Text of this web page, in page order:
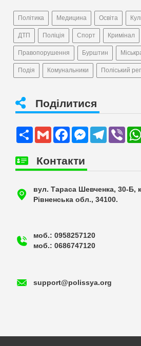
Політика Медицина Освіта
ДТП Поліція Спорт Кримінал
Правопорушення Бурштин
Подія Комунальники Поліський
Поділитися
Share Gmail FacebookMessengerTelegram
Viber
Контакти
вул. Тараса Шевченка, 30-Б,
Рівненська обл., 34100.
моб.: 0958257120
моб.: 0686747120
support@polissya.org